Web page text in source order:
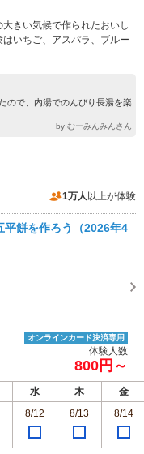
きい気候で作られたおいし
いちご、アスパラ、ブルー
ので、内湯でのんびり長湯を楽
by むーみんみんさん
ます。お問い合わせ下さ
1万人 以上が体験
餅を作ろう（2026年4
オンラインカード決済専用
体験人数
800円～
水 木
金
8/12 8/13 8/14